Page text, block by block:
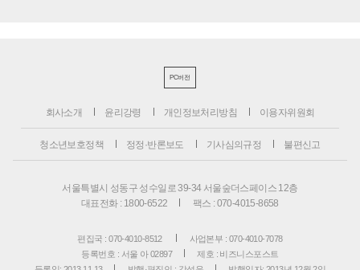
PC버전
회사소개 윤리강령 개인정보처리방침 이용자위원회
청소년보호정책 정정·반론보도 기사심의규정 불편신고
서울특별시 성동구 성수일로 39-34 서울숲더스페이스 12층
대표전화 : 1800-6522
팩스 : 070-4015-8658
편집국 : 070-4010-8512
사업본부 : 070-4010-7078
등록번호 : 서울 아 02897
제호 : 비즈니스포스트